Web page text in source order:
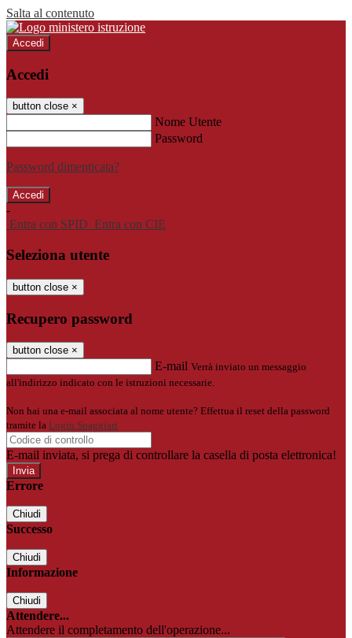
Salta al contenuto
Accedi
Accedi
button close ×
Nome Utente
Password
Password dimenticata?
-
Entra con SPID Entra con CIE
Seleziona utente
button close ×
Recupero password
button close ×
E-mail Verrà inviato un messaggio
all'indirizzo indicato con le istruzioni necessarie.
Non hai una e-mail associata al nome utente? Effettua il reset della password
tramite la Login Spaggiari
E-mail inviata, si prega di controllare la casella di posta elettronica!
Errore
Chiudi
Successo
Chiudi
Informazione
Chiudi
Attendere...
Attendere il completamento dell'operazione...